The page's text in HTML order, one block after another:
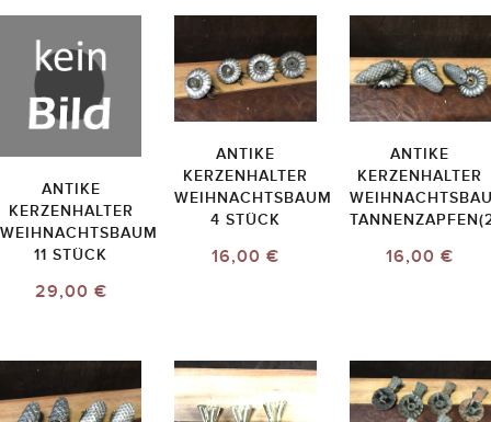
ANTIKE
KERZENHALTER
WEIHNACHTSBAUM
11 STÜCK
29,00 €
ANTIKE
KERZENHALTER
WEIHNACHTSBAUM
4 STÜCK
16,00 €
ANTIKE
KERZENHALTER
16,00 €